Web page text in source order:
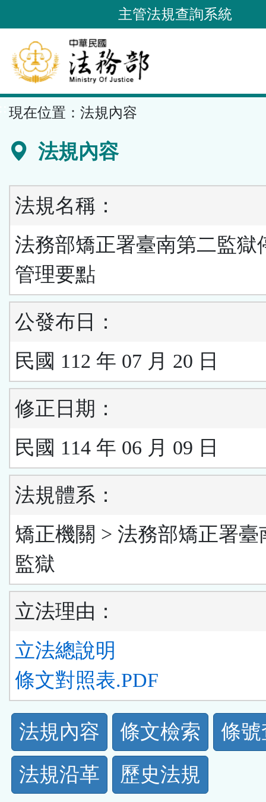
到
要
內
容
區
主管法規查詢系統
現在位置： 法規內容
法規內容
法規名稱：
法務部矯正署臺南第二監獄
管理要點
公發布日：
民國 112 年 07 月 20 日
修正日期：
民國 114 年 06 月 09 日
法規體系：
矯正機關 > 法務部矯正署臺
監獄
立法理由：
立法總說明
條文對照表.PDF
法
規
功
法規內容 條文檢索
條
法規沿革
歷史法規